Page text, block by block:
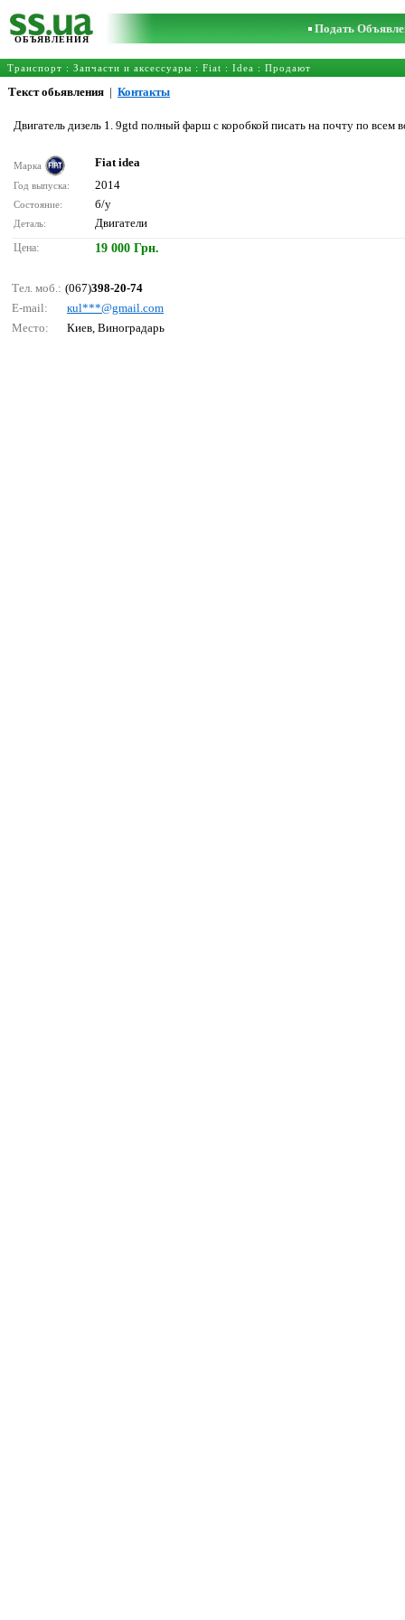
ОБЪЯВЛЕНИЯ
Подать
Транспорт : Запчасти и аксессуары : Fiat : Idea : Продают
Текст обьявления | Контакты
Двигатель дизель 1. 9gtd полный фарш с коробкой писать на почту по всем
Марка Fiat idea
Год выпуска: 2014
Состояние: б/у
Деталь: Двигатели
Цена: 19 000 Грн.
Тел. моб.: (067)398-20-74
E-mail:
кul***@gmаil.соm
Место:
Киев, Виноградарь